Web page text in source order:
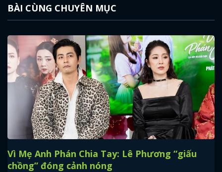
BÀI CÙNG CHUYÊN MỤC
Vì Mẹ Anh Phán Chia Tay: Lê Phương “giấu
chồng” đóng cảnh nóng